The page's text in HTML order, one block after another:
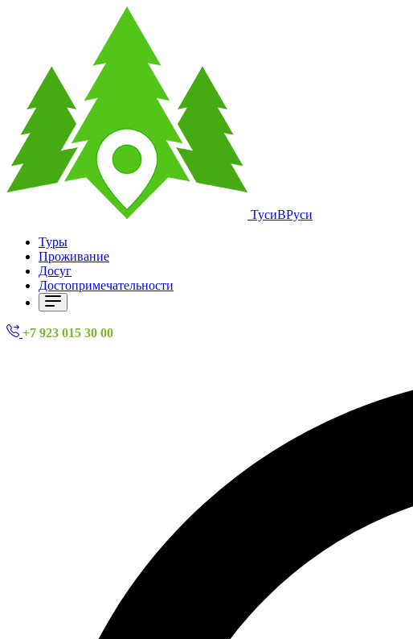
ТусиВРуси
Туры
Проживание
Досуг
Достопримечательности
+7 923 015 30 00